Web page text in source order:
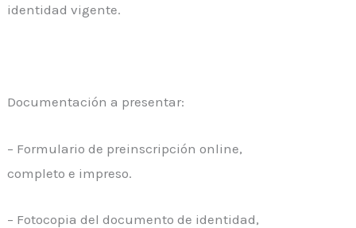
identidad vigente.
Documentación a presentar:
– Formulario de preinscripción online,
completo e impreso.
– Fotocopia del documento de identidad,